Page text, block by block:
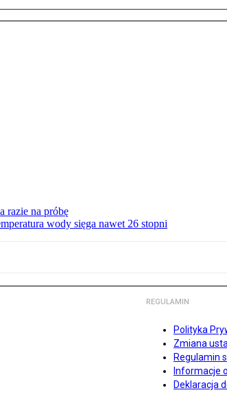
razie na próbę
wody sięga nawet 26 stopni
REGULAMIN
Polityka
Zmiana
Regulamin
Informacje
Deklaracja